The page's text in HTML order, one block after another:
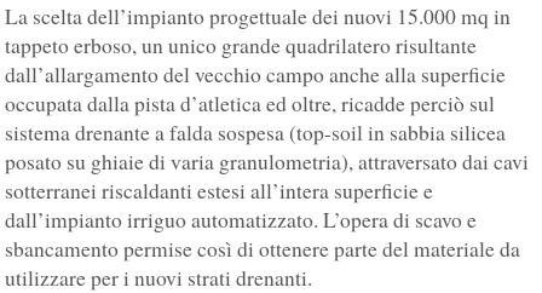
La scelta dell’impianto progettuale dei nuovi 15.000 mq in
tappeto erboso, un unico grande quadrilatero risultante
dall’allargamento del vecchio campo anche alla superficie
occupata dalla pista d’atletica ed oltre, ricadde perciò sul
sistema drenante a falda sospesa (top-soil in sabbia silicea
posato su ghiaie di varia granulometria), attraversato dai cavi
sotterranei riscaldanti estesi all’intera superficie e
dall’impianto irriguo automatizzato. L’opera di scavo e
sbancamento permise così di ottenere parte del materiale da
utilizzare per i nuovi strati drenanti.